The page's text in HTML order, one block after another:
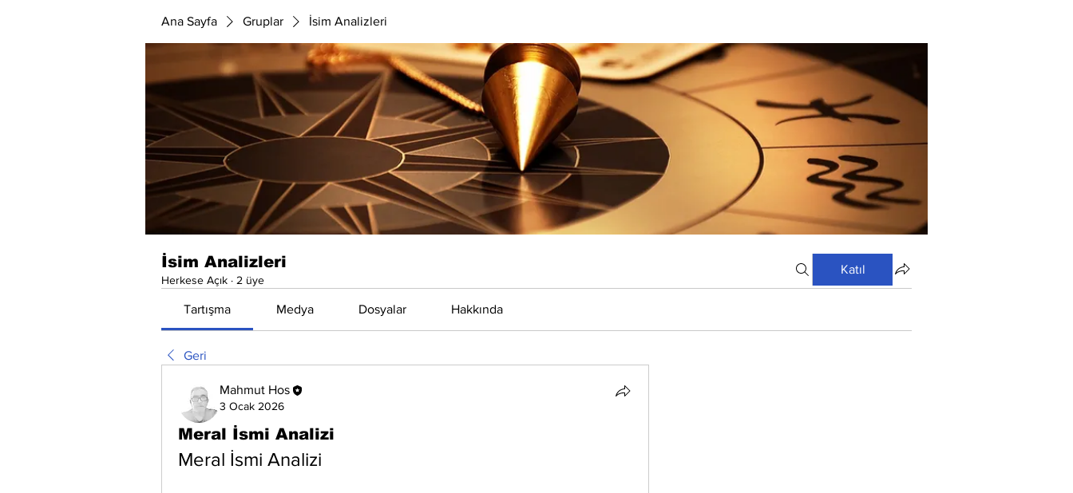
Ana Sayfa Gruplar İsim Analizleri
İsim Analizleri
Herkese Açık · 2 üye
Katıl
Tartışma Medya Dosyalar Hakkında
Geri
Mahmut Hos
3 Ocak 2026
Meral İsmi Analizi
Meral İsmi Analizi